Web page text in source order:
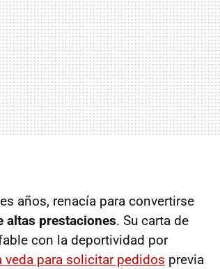
años, renacía para convertirse
altas prestaciones. Su carta de
con la deportividad por
veda para solicitar pedidos previa